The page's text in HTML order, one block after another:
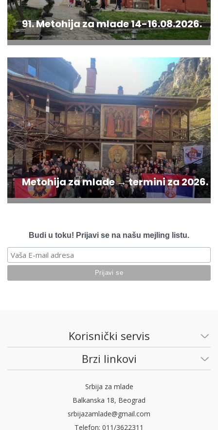
91. Metohija za mlade 14-16.08.2026.
Metohija za mlade → termini za 2026.
Budi u toku! Prijavi se na našu mejling listu.
Korisnički servis
Brzi linkovi
Srbija za mlade
Balkanska 18, Beograd
srbijazamlade@gmail.com
Telefon: 011/3622311